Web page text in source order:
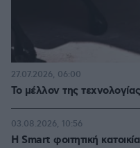
Το μέλλον της τεχνολογίας
27.07.2026, 06:00
Η Smart φοιτητική
03.08.2026, 10:56